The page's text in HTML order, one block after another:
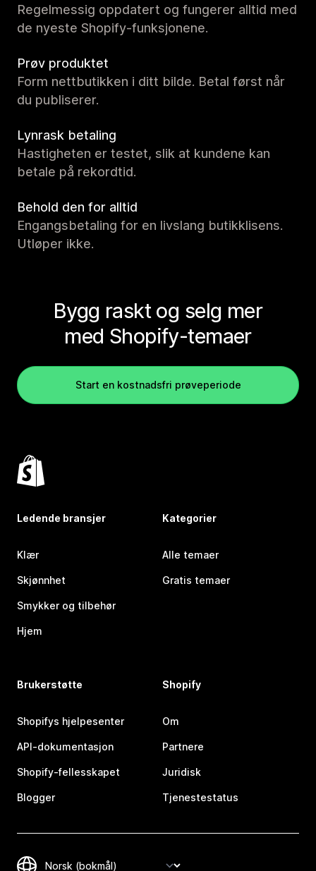
Regelmessig oppdatert og fungerer alltid med
de nyeste Shopify-funksjonene.
Prøv produktet
Form nettbutikken i ditt bilde. Betal først når
du publiserer.
Lynrask betaling
Hastigheten er testet, slik at kundene kan
betale på rekordtid.
Behold den for alltid
Engangsbetaling for en livslang butikklisens.
Utløper ikke.
Bygg raskt og selg mer
med Shopify-temaer
Start en kostnadsfri prøveperiode
Ledende bransjer
Klær
Skjønnhet
Smykker og tilbehør
Hjem
Kategorier
Alle temaer
Gratis temaer
Brukerstøtte
Shopifys hjelpesenter
API-dokumentasjon
Shopify-fellesskapet
Blogger
Shopify
Om
Partnere
Juridisk
Tjenestestatus